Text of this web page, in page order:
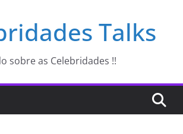
Talks
sobre as Celebridades !!